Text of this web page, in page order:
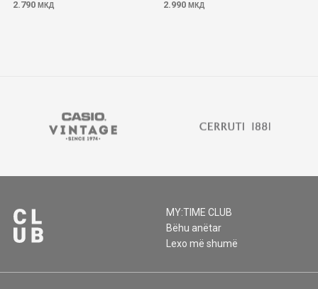
2.790 МКД 2.990 МКД
MY:TIME CLUB
Bëhu anëtar
Lexo më shumë